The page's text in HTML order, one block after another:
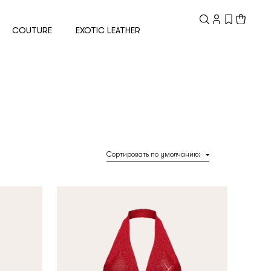
COUTURE EXOTIC LEATHER
Зарегистрированный
клиент
Восстановить пароль
Сортировать по умолчанию: